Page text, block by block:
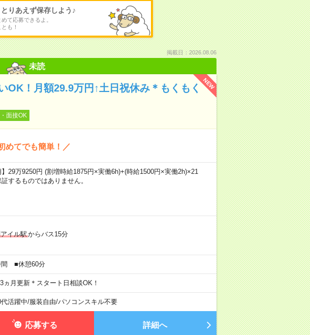
りあえず保存しよう♪
て応募できるよ。
も！
掲載日：2026.08.06
未読
NEW
OK！月額29.9万円↑土日祝休み＊もくもく
面接OK
めてでも簡単！／
29万9250円 (割増時給1875円×実働6h)+(時給1500円×実働2h)×21
するものではありません。
イル駅からバス15分
間 ■休憩60分
月更新＊スタート日相談OK！
活躍中/服装自由/パソコンスキル不要
応募する 詳細へ